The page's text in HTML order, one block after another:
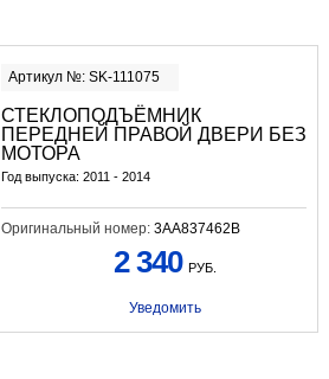
Артикул №: SK-111075
СТЕКЛОПОДЪЁМНИК
ПЕРЕДНЕЙ ПРАВОЙ ДВЕРИ БЕЗ
МОТОРА
Год выпуска: 2011 - 2014
Оригинальный номер: 3AA837462B
2 340 РУБ.
Уведомить